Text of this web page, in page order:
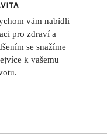
vám nabídli
pro zdraví a
se snažíme
k vašemu